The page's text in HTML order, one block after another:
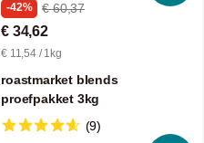
-42% € 60,37
€ 34,62
€ 11,54 / 1kg
roastmarket blends
proefpakket 3kg
(9)